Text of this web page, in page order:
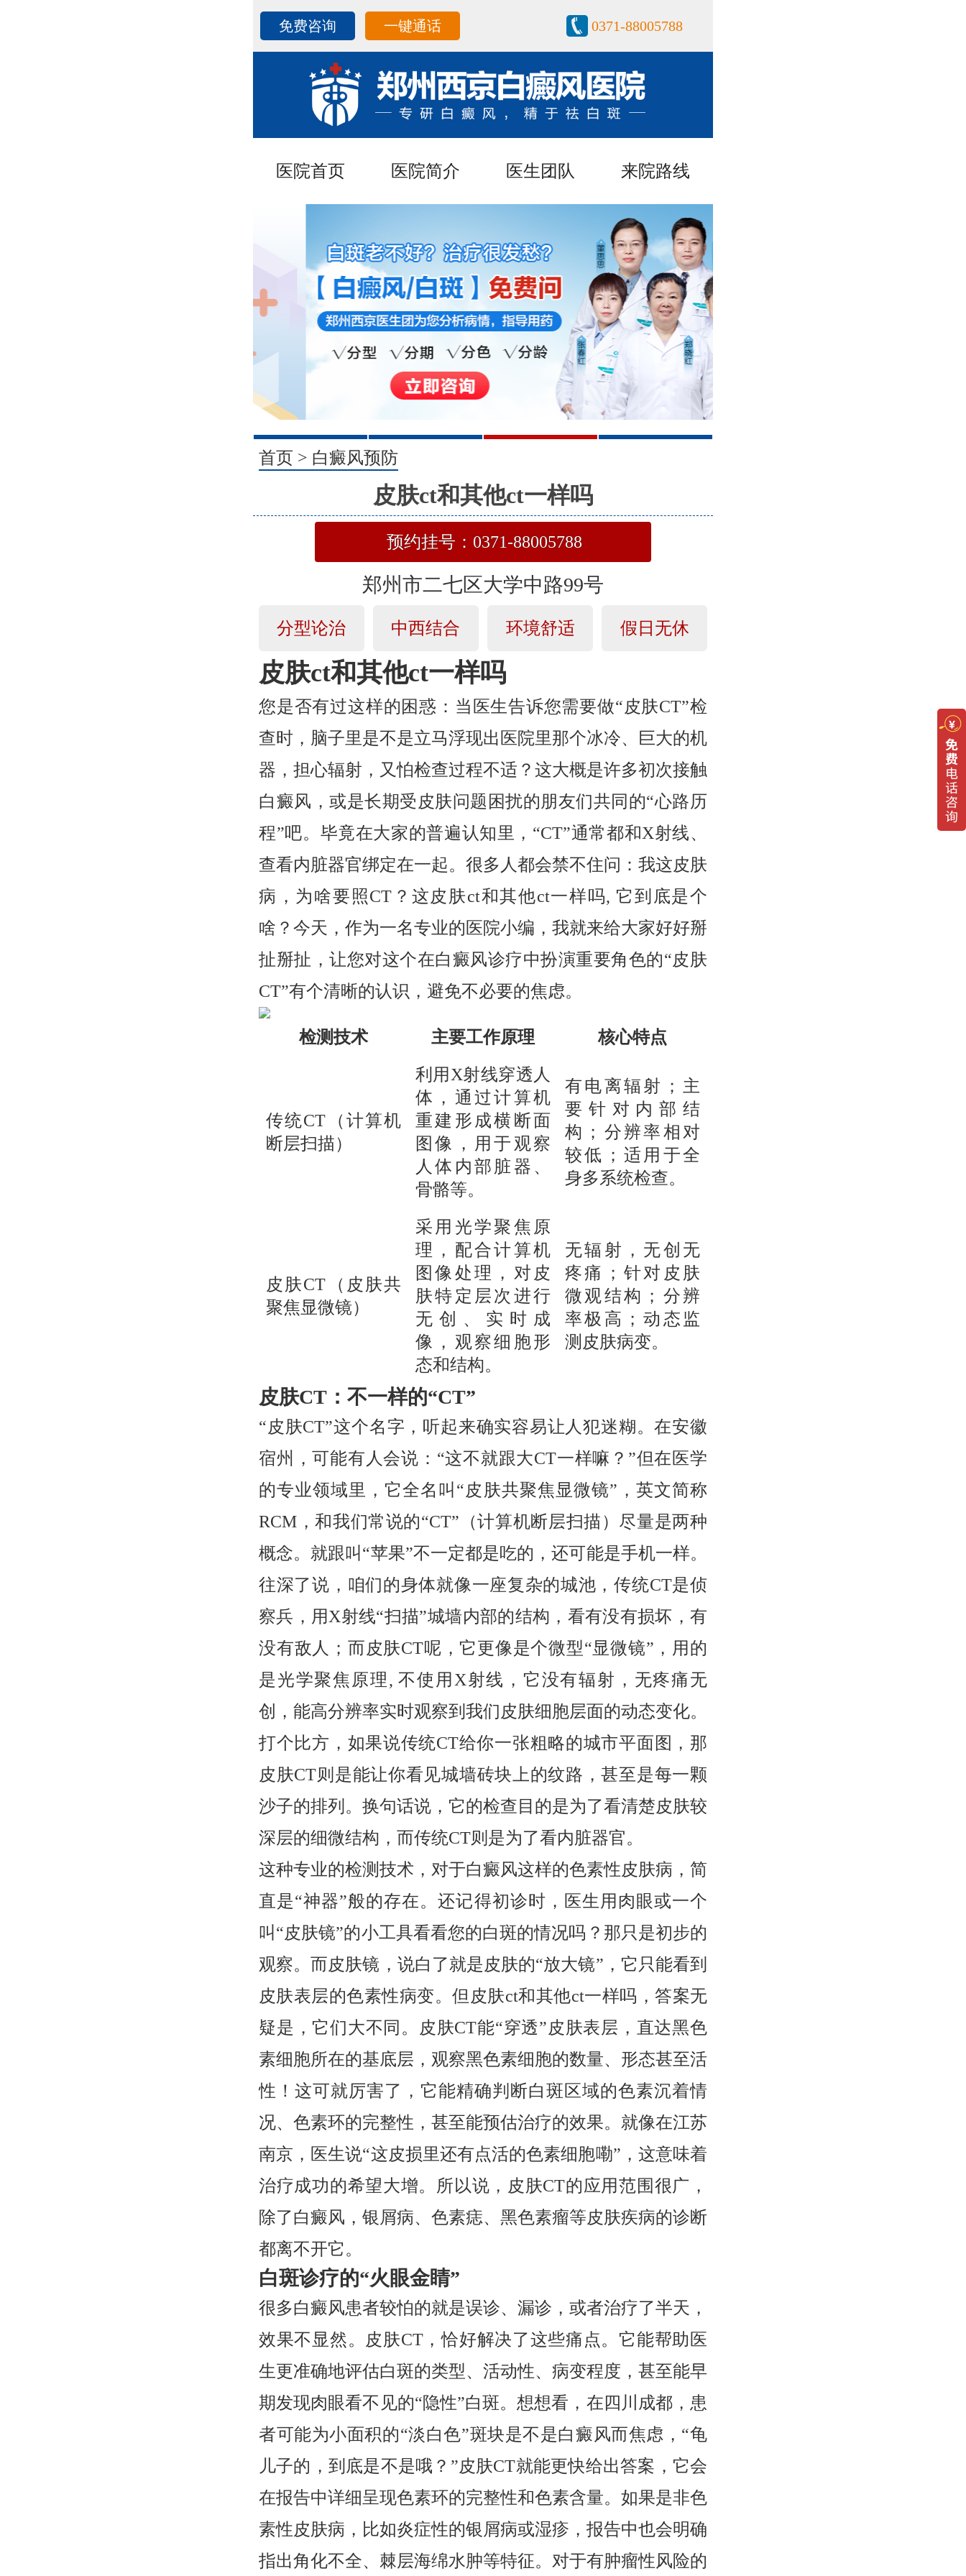
免费咨询 一键通话 0371-88005788
医院首页 医院简介 医生团队 来院路线
1 2 3 4
首页 > 白癜风预防
皮肤ct和其他ct一样吗
预约挂号：0371-88005788
郑州市二七区大学中路99号
分型论治 中西结合 环境舒适 假日无休
皮肤ct和其他ct一样吗
您是否有过这样的困惑：当医生告诉您需要做“皮肤CT”检
查时，脑子里是不是立马浮现出医院里那个冰冷、巨大的机
器，担心辐射，又怕检查过程不适？这大概是许多初次接触
白癜风，或是长期受皮肤问题困扰的朋友们共同的“心路历
程”吧。毕竟在大家的普遍认知里，“CT”通常都和X射线、
查看内脏器官绑定在一起。很多人都会禁不住问：我这皮肤
病，为啥要照CT？这皮肤ct和其他ct一样吗, 它到底是个
啥？今天，作为一名专业的医院小编，我就来给大家好好掰
扯掰扯，让您对这个在白癜风诊疗中扮演重要角色的“皮肤
CT”有个清晰的认识，避免不必要的焦虑。
检测技术 主要工作原理 核心特点
传统CT（计算机
断层扫描）
利用X射线穿透人
体，通过计算机
重建形成横断面
图像，用于观察
人体内部脏器、
骨骼等。
有电离辐射；主
要针对内部结
构；分辨率相对
较低；适用于全
身多系统检查。
皮肤CT（皮肤共
聚焦显微镜）
采用光学聚焦原
理，配合计算机
图像处理，对皮
肤特定层次进行
无创、实时成
像，观察细胞形
态和结构。
无辐射，无创无
疼痛；针对皮肤
微观结构；分辨
率极高；动态监
测皮肤病变。
皮肤CT：不一样的“CT”
“皮肤CT”这个名字，听起来确实容易让人犯迷糊。在安徽
宿州，可能有人会说：“这不就跟大CT一样嘛？”但在医学
的专业领域里，它全名叫“皮肤共聚焦显微镜”，英文简称
RCM，和我们常说的“CT”（计算机断层扫描）尽量是两种
概念。就跟叫“苹果”不一定都是吃的，还可能是手机一样。
往深了说，咱们的身体就像一座复杂的城池，传统CT是侦
察兵，用X射线“扫描”城墙内部的结构，看有没有损坏，有
没有敌人；而皮肤CT呢，它更像是个微型“显微镜”，用的
是光学聚焦原理, 不使用X射线，它没有辐射，无疼痛无
创，能高分辨率实时观察到我们皮肤细胞层面的动态变化。
打个比方，如果说传统CT给你一张粗略的城市平面图，那
皮肤CT则是能让你看见城墙砖块上的纹路，甚至是每一颗
沙子的排列。换句话说，它的检查目的是为了看清楚皮肤较
深层的细微结构，而传统CT则是为了看内脏器官。
这种专业的检测技术，对于白癜风这样的色素性皮肤病，简
直是“神器”般的存在。还记得初诊时，医生用肉眼或一个
叫“皮肤镜”的小工具看看您的白斑的情况吗？那只是初步的
观察。而皮肤镜，说白了就是皮肤的“放大镜”，它只能看到
皮肤表层的色素性病变。但皮肤ct和其他ct一样吗，答案无
疑是，它们大不同。皮肤CT能“穿透”皮肤表层，直达黑色
素细胞所在的基底层，观察黑色素细胞的数量、形态甚至活
性！这可就厉害了，它能精确判断白斑区域的色素沉着情
况、色素环的完整性，甚至能预估治疗的效果。就像在江苏
南京，医生说“这皮损里还有点活的色素细胞嘞”，这意味着
治疗成功的希望大增。所以说，皮肤CT的应用范围很广，
除了白癜风，银屑病、色素痣、黑色素瘤等皮肤疾病的诊断
都离不开它。
白斑诊疗的“火眼金睛”
很多白癜风患者较怕的就是误诊、漏诊，或者治疗了半天，
效果不显然。皮肤CT，恰好解决了这些痛点。它能帮助医
生更准确地评估白斑的类型、活动性、病变程度，甚至能早
期发现肉眼看不见的“隐性”白斑。想想看，在四川成都，患
者可能为小面积的“淡白色”斑块是不是白癜风而焦虑，“龟
儿子的，到底是不是哦？”皮肤CT就能更快给出答案，它会
在报告中详细呈现色素环的完整性和色素含量。如果是非色
素性皮肤病，比如炎症性的银屑病或湿疹，报告中也会明确
指出角化不全、棘层海绵水肿等特征。对于有肿瘤性风险的